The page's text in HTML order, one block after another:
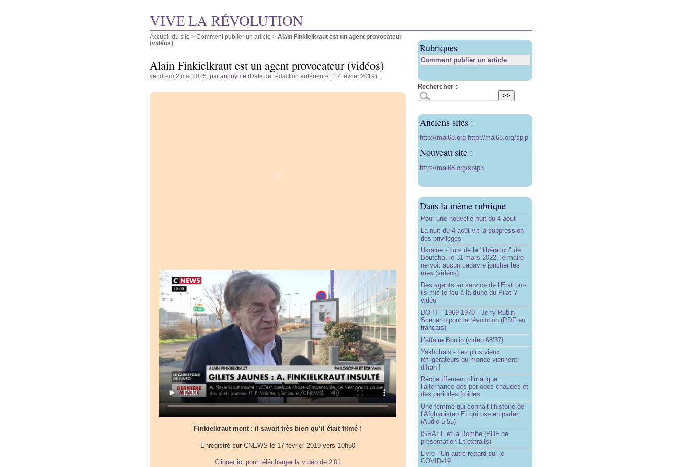
VIVE LA RÉVOLUTION
Accueil du site > Comment publier un article > Alain Finkielkraut est un agent provocateur
(vidéos)
Alain Finkielkraut est un agent provocateur (vidéos)
vendredi 2 mai 2025 , par anonyme (Date de rédaction antérieure : 17 février 2019).
Finkielkraut ment : il savait très bien qu’il était filmé !
Enregistré sur CNEWS le 17 février 2019 vers 10h50
Cliquer ici pour télécharger la vidéo de 2’01
Rubriques
Comment publier un article
Rechercher :
Anciens sites :
http://mai68.org http://mai68.org/spip
Nouveau site :
http://mai68.org/spip3
Dans la même rubrique
Pour une nouvelle nuit du 4 aout
La nuit du 4 août vit la suppression
des privilèges
Ukraine - Lors de la "libération" de
Boutcha, le 31 mars 2022, le maire
ne voit aucun cadavre joncher les
rues (vidéos)
Des agents au service de l’État ont-
ils mis le feu à la dune du Pilat ?
vidéo
DO IT - 1969-1970 - Jerry Rubin -
Scénario pour la révolution (PDF en
français)
L’affaire Boulin (vidéo 68’37)
Yakhchals - Les plus vieux
réfrigérateurs du monde viennent
d’Iran !
Réchauffement climatique :
l’alternance des périodes chaudes et
des périodes froides
Une femme qui connait l’histoire de
l’Afghanistan Et qui ose en parler
(Audio 5’55)
ISRAEL et la Bombe (PDF de
présentation Et extraits)
Livre - Un autre regard sur le
COVID-19